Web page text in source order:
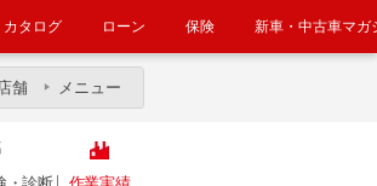
カタログ ローン 保険 新車・中古車マガ
舗 メニュー